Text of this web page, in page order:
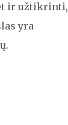
ir užtikrinti,
yra